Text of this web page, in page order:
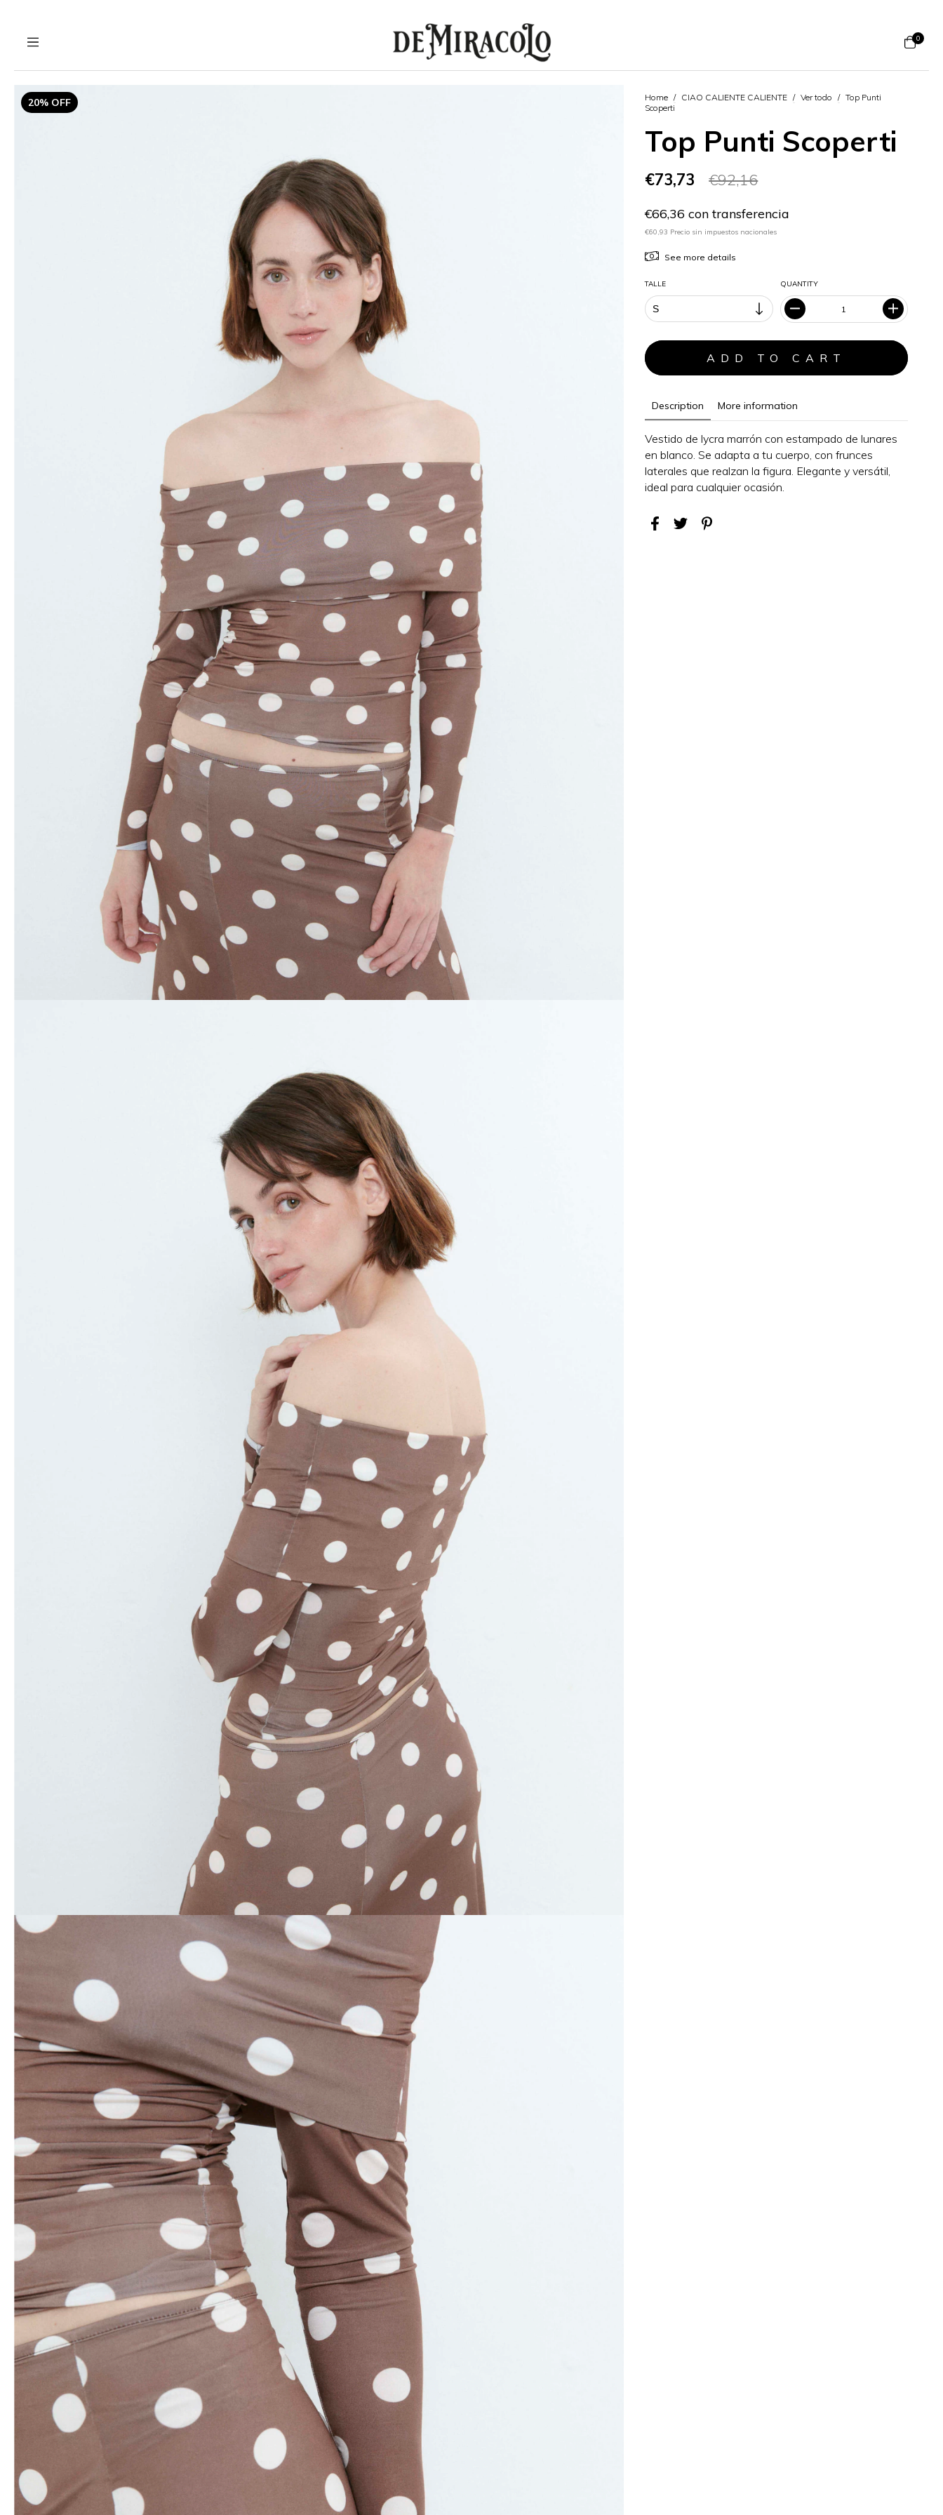
0
20% OFF Home / CIAO CALIENTE CALIENTE / Ver todo / Top Punti
Scoperti
Top Punti Scoperti
€73,73 €92,16
€66,36 con transferencia
€60,93 Precio sin impuestos nacionales
See more details
TALLE QUANTITY
Description More information
Vestido de lycra marrón con estampado de lunares
en blanco. Se adapta a tu cuerpo, con frunces
laterales que realzan la figura. Elegante y versátil,
ideal para cualquier ocasión